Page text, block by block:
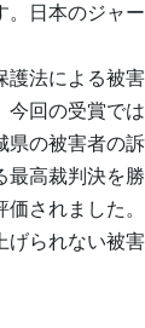
。日本のジャ
護法による被
今回の受賞で
県の被害者の
最高裁判決を
されました。
げられない被